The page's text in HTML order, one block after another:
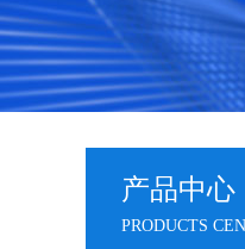
产品中心
PRODUCTS